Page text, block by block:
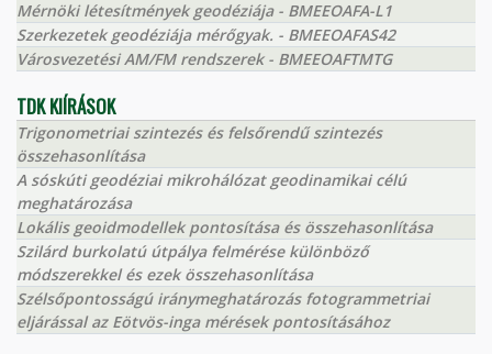
Mérnöki létesítmények geodéziája - BMEEOAFA-L1
Szerkezetek geodéziája mérőgyak. - BMEEOAFAS42
Városvezetési AM/FM rendszerek - BMEEOAFTMTG
TDK KIÍRÁSOK
Trigonometriai szintezés és felsőrendű szintezés
összehasonlítása
A sóskúti geodéziai mikrohálózat geodinamikai célú
meghatározása
Lokális geoidmodellek pontosítása és összehasonlítása
Szilárd burkolatú útpálya felmérése különböző
módszerekkel és ezek összehasonlítása
Szélsőpontosságú iránymeghatározás fotogrammetriai
eljárással az Eötvös-inga mérések pontosításához